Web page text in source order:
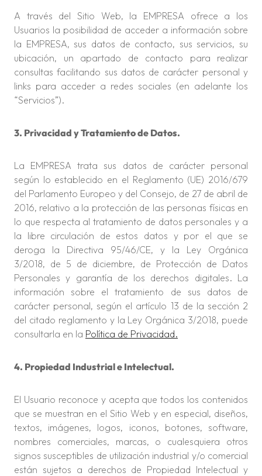
A través del Sitio Web, la EMPRESA ofrece a los
Usuarios la posibilidad de acceder a información sobre
la EMPRESA, sus datos de contacto, sus servicios, su
ubicación, un apartado de contacto para realizar
consultas facilitando sus datos de carácter personal y
links para acceder a redes sociales (en adelante los
“Servicios”).
3. Privacidad y Tratamiento de Datos.
La EMPRESA trata sus datos de carácter personal
según lo establecido en el Reglamento (UE) 2016/679
del Parlamento Europeo y del Consejo, de 27 de abril de
2016, relativo a la protección de las personas físicas en
lo que respecta al tratamiento de datos personales y a
la libre circulación de estos datos y por el que se
deroga la Directiva 95/46/CE, y la Ley Orgánica
3/2018, de 5 de diciembre, de Protección de Datos
Personales y garantía de los derechos digitales. La
información sobre el tratamiento de sus datos de
carácter personal, según el artículo 13 de la sección 2
del citado reglamento y la Ley Orgánica 3/2018, puede
consultarla en la Política de Privacidad.
4. Propiedad Industrial e Intelectual.
El Usuario reconoce y acepta que todos los contenidos
que se muestran en el Sitio Web y en especial, diseños,
textos, imágenes, logos, iconos, botones, software,
nombres comerciales, marcas, o cualesquiera otros
signos susceptibles de utilización industrial y/o comercial
están sujetos a derechos de Propiedad Intelectual y